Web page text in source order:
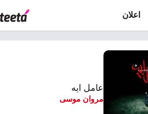
اعلان
عامل ايه
مروان موسى